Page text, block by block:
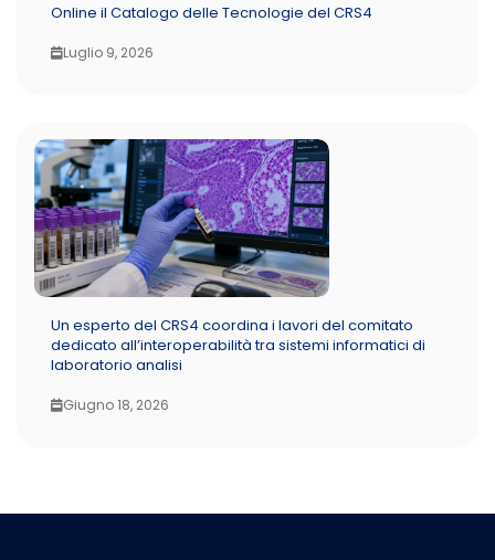
Online il Catalogo delle Tecnologie del CRS4
Luglio 9, 2026
Un esperto del CRS4 coordina i lavori del comitato
dedicato all’interoperabilità tra sistemi informatici di
laboratorio analisi
Giugno 18, 2026